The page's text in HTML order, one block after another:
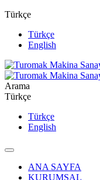
Türkçe
Türkçe
English
Arama
Türkçe
Türkçe
English
ANA SAYFA
KURUMSAL